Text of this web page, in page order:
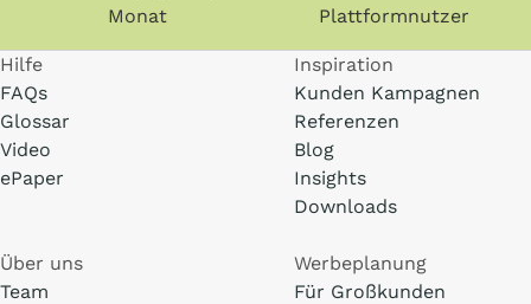
Monat
Plattformnutzer
Hilfe
FAQs
Glossar
Video
ePaper
Inspiration
Kunden Kampagnen
Referenzen
Blog
Insights
Downloads
Über uns
Team
Werbeplanung
Für Großkunden